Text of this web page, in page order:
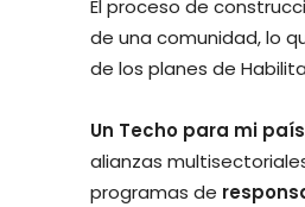
El proceso de
de una comunidad, lo
de los planes de
Un Techo para mi país
alianzas
programas de